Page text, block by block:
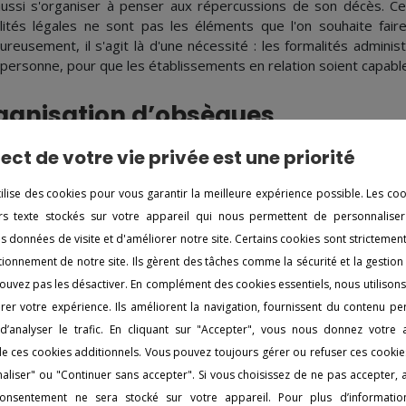
s'organiser à penser aux répercussions de son décès.
légales ne sont pas les éléments que l'on souhaite
il s'agit là d'une nécessité : les formalités
pour que les établissements en relation soient
d’obsèques
de funérailles représente une prestation primordiale
défunte n'avait rien prévu, une agence des pompes
soutenir durant le deuil. Elle vous guidera également
pour des obsèques
sera à votre disposition de manière à vous
le coût des obsèques. N'hésitez pas à prendre contact
pompes funèbres à Dolus-d'Oléron. Nous vous
à organiser les obsèques en cohérence avec vos critères.
de votre vie privée est une priorité
des cookies pour vous garantir la meilleure expérience possible. Les
texte stockés sur votre appareil qui nous permettent de
données de visite et d'améliorer notre site. Certains cookies sont
de notre site. Ils gèrent des tâches comme la sécurité et la gestion
pas les désactiver. En complément des cookies essentiels, nous
votre expérience. Ils améliorent la navigation, fournissent du contenu
le trafic. En cliquant sur "Accepter", vous nous donnez votre
ces cookies additionnels. Vous pouvez toujours gérer ou refuser ces
ou "Continuer sans accepter". Si vous choisissez de ne pas accepter,
ne sera stocké sur votre appareil. Pour plus